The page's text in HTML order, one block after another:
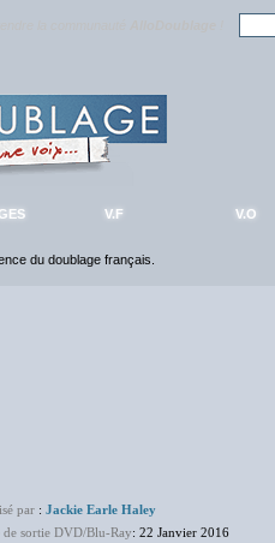
V.F V.O
du doublage français.
par : Jackie Earle Haley
de sortie DVD/Blu-Ray: 22 Janvier 2016